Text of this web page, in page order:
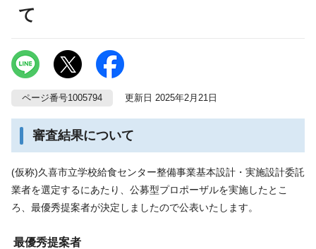
て
ページ番号1005794 更新日 2025年2月21日
審査結果について
(仮称)久喜市立学校給食センター整備事業基本設計・実施設計委託
業者を選定するにあたり、公募型プロポーザルを実施したとこ
ろ、最優秀提案者が決定しましたので公表いたします。
最優秀提案者